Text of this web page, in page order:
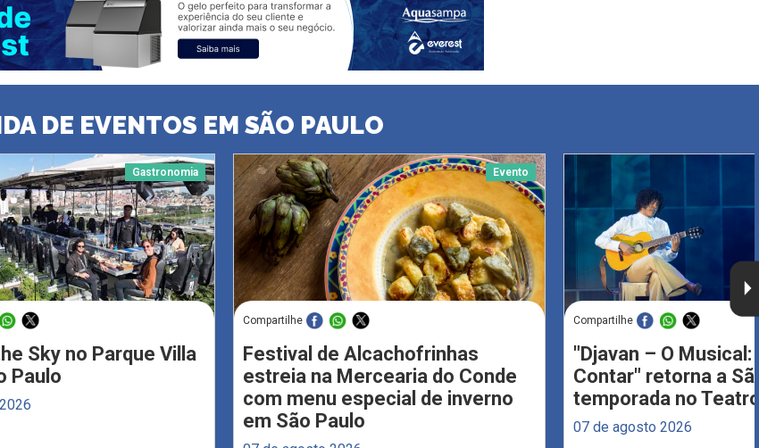
DE EVENTOS EM SÃO PAULO
Gastronomia
Sky no Parque Villa
Paulo
Evento
Compartilhe
Festival de Alcachofrinhas
estreia na Mercearia do Conde
com menu especial de inverno
em São Paulo
Compartilhe
"Djavan – O Musical:
Contar" retorna a
temporada no
07 de agosto 2026